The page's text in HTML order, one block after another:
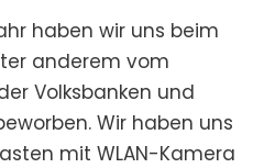
haben wir uns beim
anderem vom
Volksbanken und
Wir haben uns
mit WLAN-Kamera